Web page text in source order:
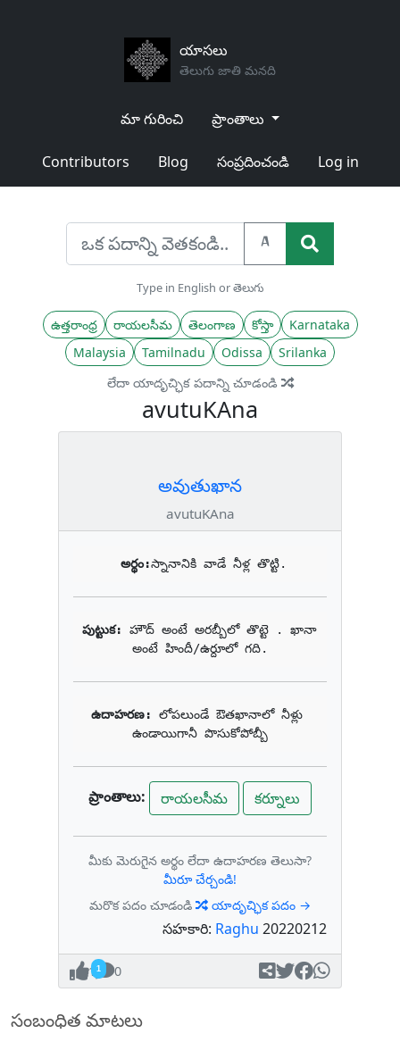
యాసలు
తెలుగు జాతి మనది
మా గురించి ప్రాంతాలు
Contributors Blog సంప్రదించండి Log in
A
Type in English or తెలుగు
ఉత్తరాంధ్ర రాయలసీమ తెలంగాణ కోస్తా
Karnataka
Malaysia
Tamilnadu Odissa
Srilanka
లేదా యాదృచ్ఛిక పదాన్ని చూడండి
avutuKAna
అవుతుఖాన
avutuKAna
అర్థం:స్నానానికి వాడే నీళ్ల తొట్టి.
పుట్టుక: హౌద్ అంటే అరబ్బీలో తొట్టె . ఖానా
అంటే హిందీ/ఉర్దూలో గది.
ఉదాహరణ: లోపలుండే ఔతఖానాలో నీళ్లు
ఉండాయిగానీ పొసుకోపోబ్బీ
ప్రాంతాలు: రాయలసీమ కర్నూలు
మీకు మెరుగైన అర్థం లేదా ఉదాహరణ తెలుసా?
మీరూ చేర్చండి!
మరొక పదం చూడండి
యాదృచ్ఛిక పదం →
సహకారి: Raghu 20220212
1 0
సంబంధిత మాటలు